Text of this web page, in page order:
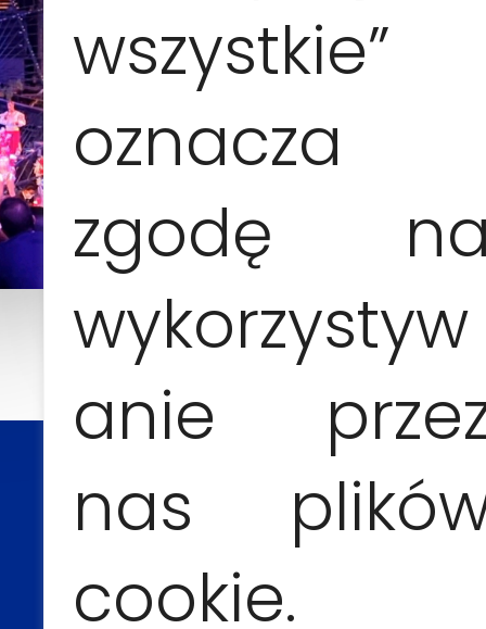
wszystkie”
oznacza
zgodę na
wykorzystyw
anie
nas
cookie.
CONTACTO Y RESERVAS
Anna Jesionczak